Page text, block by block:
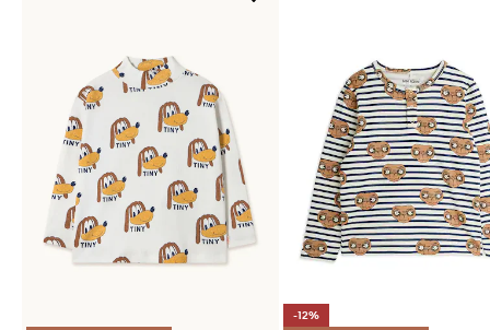
-12%